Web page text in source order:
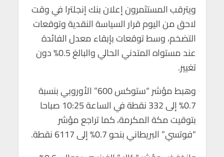
ويترقب المستثمرون إعلان بنك إنجلترا في وقت
لاحق من اليوم قرار السياسة النقدية وتوقعات
التضخم، وسط توقعات بإبقاء معدل الفائدة
عند مستواه المتدني الحالي والبالغ 0.5% دون
تغيير.
وهبط مؤشر “ستوكس 600” الأوروبي بنسبة
0.7% إلى 332 نقطة في الساعة 10:25 صباحا
بتوقيت مكة المكرمة، كما تراجع مؤشر
“فوتسي” البريطاني بنحو 0.7% إلى 6117 نقطة.